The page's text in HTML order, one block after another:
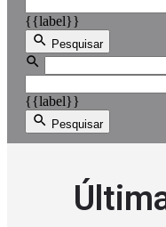
{{label}}
Pesquisar
{{label}}
Pesquisar